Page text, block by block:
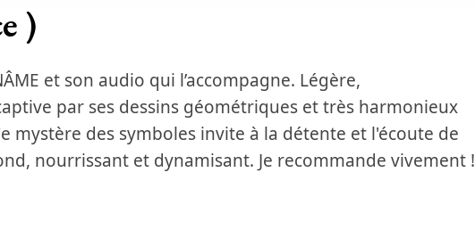
)
et son audio qui l’accompagne. Légère,
par ses dessins géométriques et très harmonieux
mystère des symboles invite à la détente et l'écoute de
nourrissant et dynamisant. Je recommande vivement !